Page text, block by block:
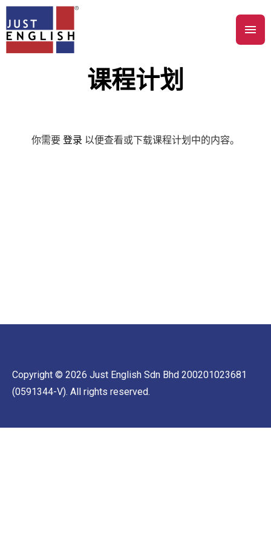
课程计划
你需要 登录 以便查看或下载课程计划中的内容。
Copyright © 2026 Just English Sdn Bhd 200201023681
(0591344-V). All rights reserved.